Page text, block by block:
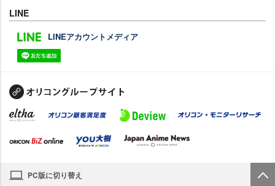
LINE
LINEアカウントメディア
PC版に切り替え